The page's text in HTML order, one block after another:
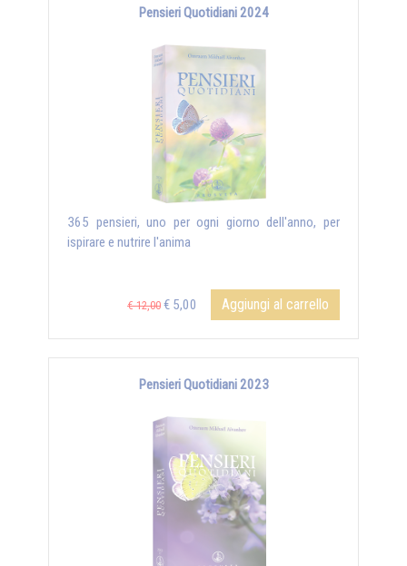
Pensieri Quotidiani 2024
365 pensieri, uno per ogni giorno dell'anno, per
ispirare e nutrire l'anima
€ 12,00 € 5,00 Aggiungi al carrello
Pensieri Quotidiani 2023